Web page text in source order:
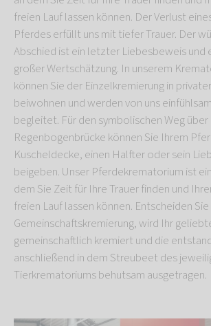
freien Lauf lassen können. Der Verlust
Pferdes erfüllt uns mit tiefer Trauer. Der
Abschied ist ein letzter Liebesbeweis und
großer Wertschätzung. In unserem
können Sie der Einzelkremierung in
beiwohnen und werden von uns
begleitet. Für den symbolischen Weg über
Regenbogenbrücke können Sie Ihrem
Kuscheldecke, einen Halfter oder sein
beigeben. Unser Pferdekrematorium ist
dem Sie Zeit für Ihre Trauer finden und
freien Lauf lassen können. Entscheiden
Gemeinschaftskremierung, wird Ihr
gemeinschaftlich kremiert und die
anschließend in dem Streubeet des
Tierkrematoriums behutsam ausgetragen.